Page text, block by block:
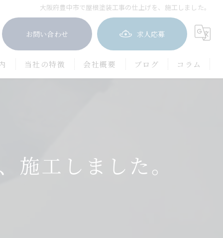
大阪府豊中市で屋根塗装工事の仕上げを、施工しました。
お問い合わせ 求人応募
当社の特徴
豊中市の外壁塗装
会社概要 ブログ コラム
施工しました。